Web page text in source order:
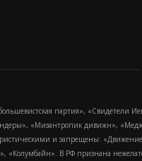
партия», «Свидетели
«Мизантропик дивижн»,
и запрещены:
«Колумбайн». В РФ признана